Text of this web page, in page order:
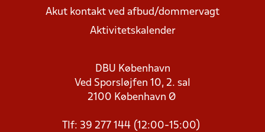
Akut kontakt ved afbud/dommervagt
Aktivitetskalender
DBU København
Ved Sporsløjfen 10, 2. sal
2100 København Ø
Tlf: 39 277 144 (12:00-15:00)